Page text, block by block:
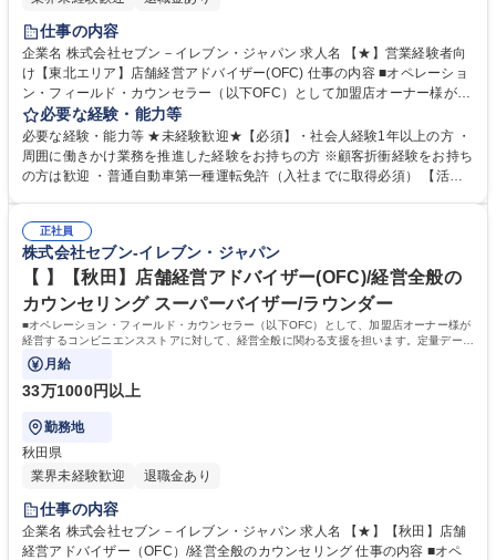
仕事の内容
企業名 株式会社セブン－イレブン・ジャパン 求人名 【★】営業経験者向
け【東北エリア】店舗経営アドバイザー(OFC) 仕事の内容 ■オペレーショ
ン・フィールド・カウンセラー（以下OFC）として加盟店オーナー様が経
営するコンビニエンスストア7～8店舗に対して、経営全般のカウンセリン
グ業務を担当いただきます。 【仕事例】商圏分析、競合調査、売上や販売
数等データ分析、売場確認、発注や売場作りアドバイス、個店行為計画の
作成、従業員教育サポートetc. ★なお、隔週で全国約3,000名のOFCが参
へと繋げていきます。 募集職種 【★】営業経験者向け【東北エリア】店
舗経営アドバイザー(OFC)
必要な経験・能力等
必要な経験・能力等 ★未経験歓迎★【必須】・社会人経験1年以上の方 ・
周囲に働きかけ業務を推進した経験をお持ちの方 ※顧客折衝経験をお持ち
の方は歓迎 ・普通自動車第一種運転免許（入社までに取得必須） 【活躍
パス】総合職となりますので、OFCのご経験を経た後は、商品 企画や管
理部門、海外事業等、様々なキャリアパスがあります。 学歴・資格 学
歴：大学院 大学 高専 短大 専修学校 高校 語学力： 資格：第一種運転免許
普通自動車
正社員
株式会社セブン-イレブン・ジャパン
【 】【秋田】店舗経営アドバイザー(OFC)/経営全般の
カウンセリング スーパーバイザー/ラウンダー
■オペレーション・フィールド・カウンセラー（以下OFC）として、加盟店オーナー様が
経営するコンビニエンスストアに対して、経営全般に関わる支援を担います。定量データ
に基づく運営支援業務をお任せします。
月給
33万1000円以上
勤務地
秋田県
業界未経験歓迎
退職金あり
仕事の内容
企業名 株式会社セブン－イレブン・ジャパン 求人名 【★】【秋田】店舗
経営アドバイザー（OFC）/経営全般のカウンセリング 仕事の内容 ■オペ